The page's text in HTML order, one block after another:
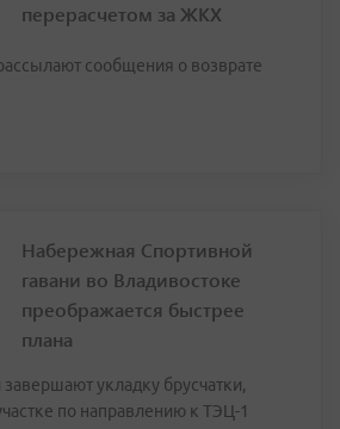
перерасчетом за ЖКХ
сообщения о возврате
Набережная Спортивной
гавани во Владивостоке
преображается быстрее
плана
укладку брусчатки,
по направлению к ТЭЦ-1